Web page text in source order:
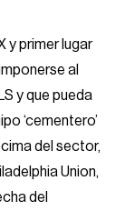
y primer lugar
al
y que pueda
‘cementero’
del sector,
Union,
del